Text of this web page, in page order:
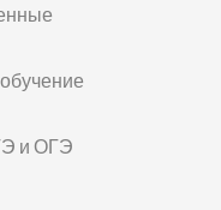
и ОГЭ